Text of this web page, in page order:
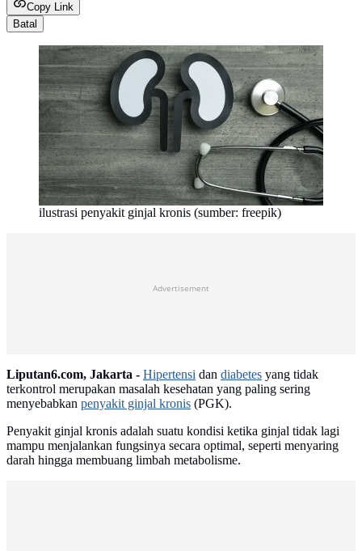
Copy Link
Batal
ilustrasi penyakit ginjal kronis (sumber: freepik)
Advertisement
Liputan6.com, Jakarta - Hipertensi dan diabetes yang tidak
terkontrol merupakan masalah kesehatan yang paling sering
menyebabkan penyakit ginjal kronis (PGK).
Penyakit ginjal kronis adalah suatu kondisi ketika ginjal tidak lagi
mampu menjalankan fungsinya secara optimal, seperti menyaring
darah hingga membuang limbah metabolisme.